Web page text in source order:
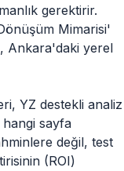
gerektirir.
Mimarisi'
Ankara'daki yerel
YZ destekli analiz
hangi sayfa
değil, test
(ROI)